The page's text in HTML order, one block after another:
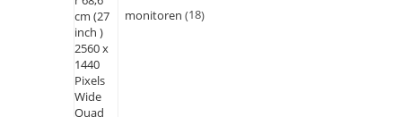
monitoren 18